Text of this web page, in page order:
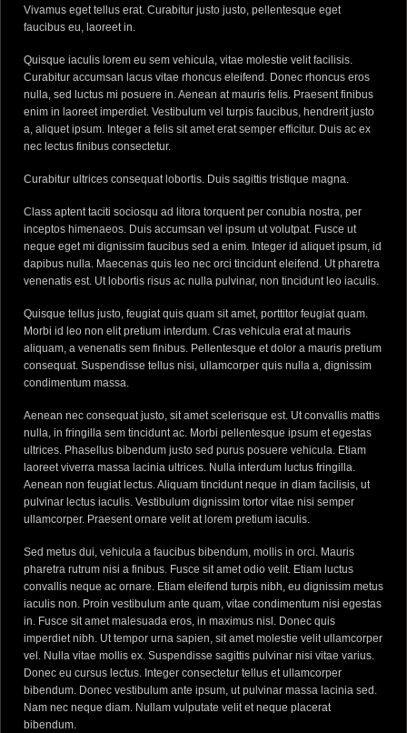
Vivamus eget tellus erat. Curabitur justo justo, pellentesque eget
faucibus eu, laoreet in.
Quisque iaculis lorem eu sem vehicula, vitae molestie velit facilisis.
Curabitur accumsan lacus vitae rhoncus eleifend. Donec rhoncus eros
nulla, sed luctus mi posuere in. Aenean at mauris felis. Praesent finibus
enim in laoreet imperdiet. Vestibulum vel turpis faucibus, hendrerit justo
a, aliquet ipsum. Integer a felis sit amet erat semper efficitur. Duis ac ex
nec lectus finibus consectetur.
Curabitur ultrices consequat lobortis. Duis sagittis tristique magna.
Class aptent taciti sociosqu ad litora torquent per conubia nostra, per
inceptos himenaeos. Duis accumsan vel ipsum ut volutpat. Fusce ut
neque eget mi dignissim faucibus sed a enim. Integer id aliquet ipsum, id
dapibus nulla. Maecenas quis leo nec orci tincidunt eleifend. Ut pharetra
venenatis est. Ut lobortis risus ac nulla pulvinar, non tincidunt leo iaculis.
Quisque tellus justo, feugiat quis quam sit amet, porttitor feugiat quam.
Morbi id leo non elit pretium interdum. Cras vehicula erat at mauris
aliquam, a venenatis sem finibus. Pellentesque et dolor a mauris pretium
consequat. Suspendisse tellus nisi, ullamcorper quis nulla a, dignissim
condimentum massa.
Aenean nec consequat justo, sit amet scelerisque est. Ut convallis mattis
nulla, in fringilla sem tincidunt ac. Morbi pellentesque ipsum et egestas
ultrices. Phasellus bibendum justo sed purus posuere vehicula. Etiam
laoreet viverra massa lacinia ultrices. Nulla interdum luctus fringilla.
Aenean non feugiat lectus. Aliquam tincidunt neque in diam facilisis, ut
pulvinar lectus iaculis. Vestibulum dignissim tortor vitae nisi semper
ullamcorper. Praesent ornare velit at lorem pretium iaculis.
Sed metus dui, vehicula a faucibus bibendum, mollis in orci. Mauris
pharetra rutrum nisi a finibus. Fusce sit amet odio velit. Etiam luctus
convallis neque ac ornare. Etiam eleifend turpis nibh, eu dignissim metus
iaculis non. Proin vestibulum ante quam, vitae condimentum nisi egestas
in. Fusce sit amet malesuada eros, in maximus nisl. Donec quis
imperdiet nibh. Ut tempor urna sapien, sit amet molestie velit ullamcorper
vel. Nulla vitae mollis ex. Suspendisse sagittis pulvinar nisi vitae varius.
Donec eu cursus lectus. Integer consectetur tellus et ullamcorper
bibendum. Donec vestibulum ante ipsum, ut pulvinar massa lacinia sed.
Nam nec neque diam. Nullam vulputate velit et neque placerat
bibendum.